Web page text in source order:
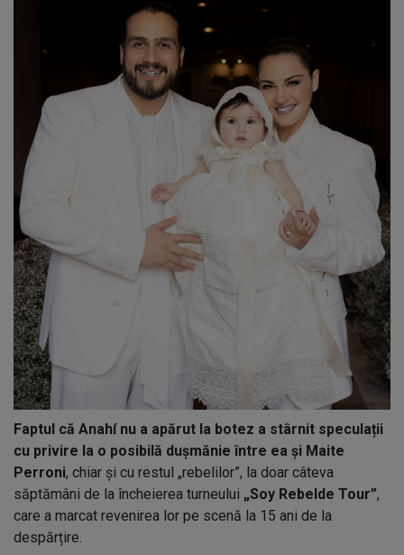
Faptul că Anahí nu a apărut la botez a stârnit speculații
cu privire la o posibilă dușmănie între ea și Maite
Perroni, chiar și cu restul „rebelilor”, la doar câteva
săptămâni de la încheierea turneului „Soy Rebelde Tour”,
care a marcat revenirea lor pe scenă la 15 ani de la
despărțire.